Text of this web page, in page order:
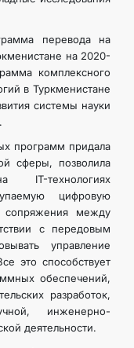
перевода на
на 2020-
комплексного
в Туркменистане
системы науки
программ придала
сферы, позволила
IT-технологиях
цифровую
сопряжения между
с передовым
управление
это способствует
обеспечений,
разработок,
инженерно-
деятельности.